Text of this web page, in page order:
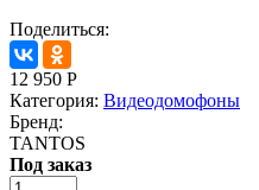
Поделиться:
12 950 Р
Категория: Видеодомофоны
Бренд:
TANTOS
Под заказ